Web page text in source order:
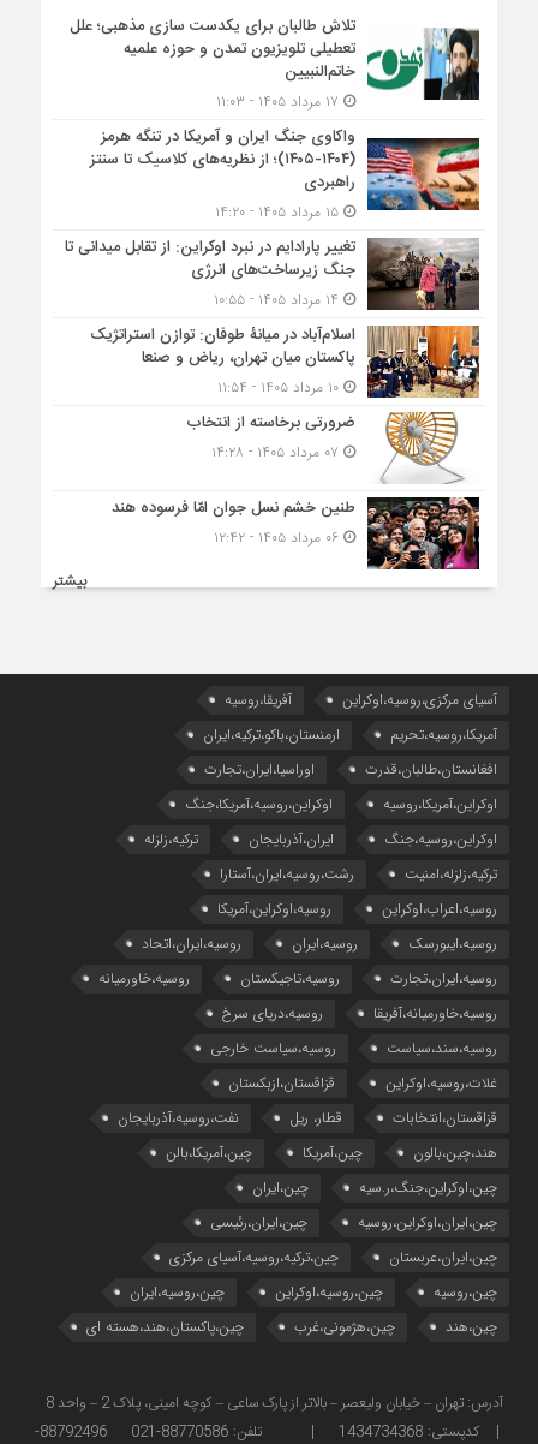
تلاش طالبان برای یکدست سازی مذهبی؛ علل
تعطیلی تلویزیون تمدن و حوزه علمیه
خاتم‌النبیین
واکاوی جنگ ایران و آمریکا در تنگه هرمز
(۱۴۰۴-۱۴۰۵)؛ از نظریه‌های کلاسیک تا سنتز
راهبردی
۱۵ مرداد ۱۴۰۵ - ۱۴:۲۰
تغییر پارادایم در نبرد اوکراین: از تقابل میدانی تا
جنگ زیرساخت‌های انرژی
اسلام‌آباد در میانۀ طوفان: توازن استراتژیک
پاکستان میان تهران، ریاض و صنعا
۱۰ مرداد ۱۴۰۵ - ۱۱:۵۴
ضرورتی برخاسته از انتخاب
طنین خشم نسل جوان امّا فرسوده هند
۰۶ مرداد ۱۴۰۵ - ۱۲:۴۲
بیشتر
آسیای مرکزی،روسیه،اوکراین
آفریقا،روسیه
آمریکا،روسیه،تحریم
ارمنستان،باکو،ترکیه،ایران
افغانستان،طالبان،قدرت
اوراسیا،ایران،تجارت
اوکراین،آمریکا،روسیه
اوکراین،روسیه،آمریکا،جنگ
اوکراین،روسیه،جنگ
ایران،آذربایجان
ترکیه،زلزله
ترکیه،زلزله،امنیت
رشت،روسیه،ایران،آستارا
روسیه،اعراب،اوکراین
روسیه،اوکراین،آمریکا
روسیه،ایبورسک
روسیه،ایران
روسیه،ایران،اتحاد
روسیه،ایران،تجارت
روسیه،تاجیکستان
روسیه،خاورمیانه
روسیه،خاورمیانه،آفریقا
روسیه،دریای سرخ
روسیه،سند،سیاست
روسیه،سیاست خارجی
غلات،روسیه،اوکراین
قزاقستان،ازبکستان
قزاقستان،انتخابات
قطار، ریل
نفت،روسیه،آذربایجان
هند،چین،بالون
چین،آمریکا
چین،آمریکا،بالن
چین،اوکراین،جنگ،ر.سیه
چین،ایران
چین،ایران،اوکراین،روسیه
چین،ایران،رئیسی
چین،ایران،عربستان
چین،ترکیه،روسیه،آسیای مرکزی
چین،روسیه
چین،روسیه،اوکراین
چین،روسیه،ایران
چین،هند
چین،هژمونی،غرب چین،پاکستان،هند،هسته ای
| کدپستی: 1434734368 | تلفن: 88770586-021 88792496-